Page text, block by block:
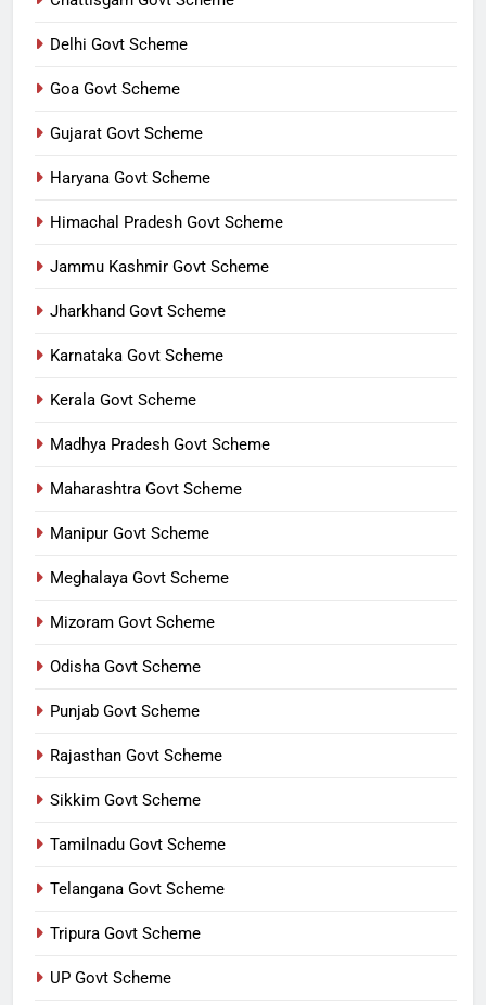
Delhi Govt Scheme
Goa Govt Scheme
Gujarat Govt Scheme
Haryana Govt Scheme
Himachal Pradesh Govt Scheme
Jammu Kashmir Govt Scheme
Jharkhand Govt Scheme
Karnataka Govt Scheme
Kerala Govt Scheme
Madhya Pradesh Govt Scheme
Maharashtra Govt Scheme
Manipur Govt Scheme
Meghalaya Govt Scheme
Mizoram Govt Scheme
Odisha Govt Scheme
Punjab Govt Scheme
Rajasthan Govt Scheme
Sikkim Govt Scheme
Tamilnadu Govt Scheme
Telangana Govt Scheme
Tripura Govt Scheme
UP Govt Scheme